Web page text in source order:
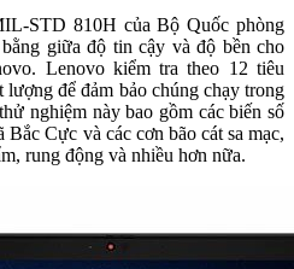
STD 810H của Bộ Quốc phòng
giữa độ tin cậy và độ bền cho
Lenovo kiểm tra theo 12 tiêu
lượng để đảm bảo chúng chạy trong
nghiệm này bao gồm các biến số
Cực và các cơn bão cát sa mạc,
rung động và nhiều hơn nữa.